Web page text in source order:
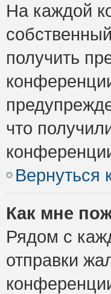
На каждой
получить
что
Вернуться
Как мне
Рядом с
отправки